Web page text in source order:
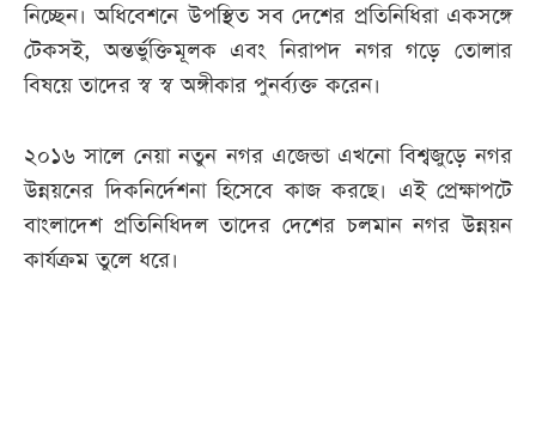
নিচ্ছেন। অধিবেশনে উপস্থিত সব দেশের প্রতিনিধিরা একসঙ্গে
টেকসই, অন্তর্ভুক্তিমূলক এবং নিরাপদ নগর গড়ে তোলার
বিষয়ে তাদের স্ব স্ব অঙ্গীকার পুনর্ব্যক্ত করেন।
২০১৬ সালে নেয়া নতুন নগর এজেন্ডা এখনো বিশ্বজুড়ে নগর
উন্নয়নের দিকনির্দেশনা হিসেবে কাজ করছে। এই প্রেক্ষাপটে
বাংলাদেশ প্রতিনিধিদল তাদের দেশের চলমান নগর উন্নয়ন
কার্যক্রম তুলে ধরে।